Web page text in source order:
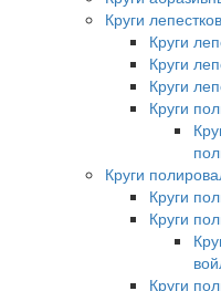
Круги
Круги
Круги
Круги
Круги
Круги
Круги
Круги
Круги